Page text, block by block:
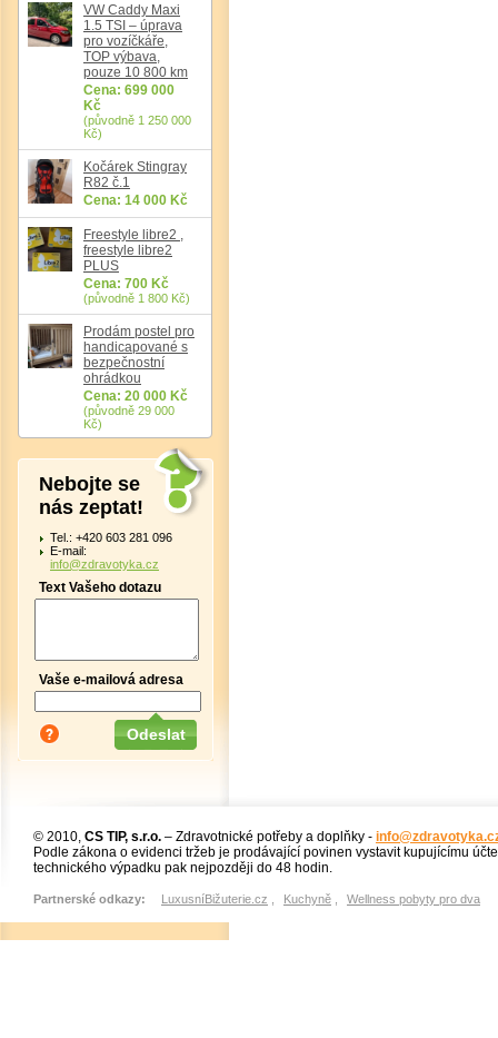
VW Caddy Maxi
1.5 TSI – úprava
pro vozíčkáře,
TOP výbava,
pouze 10 800 km
Cena: 699 000
Kč
(původně 1 250 000
Kč)
Kočárek Stingray
R82 č.1
Cena: 14 000 Kč
Freestyle libre2 ,
freestyle libre2
PLUS
Cena: 700 Kč
(původně 1 800 Kč)
Prodám postel pro
handicapované s
bezpečnostní
ohrádkou
Cena: 20 000 Kč
(původně 29 000
Kč)
Nebojte se
nás zeptat!
Tel.: +420 603 281 096
E-mail:
info@zdravotyka.cz
Text Vašeho dotazu
Vaše e-mailová adresa
© 2010, CS TIP, s.r.o. – Zdravotnické potřeby a doplňky -
Podle zákona o evidenci tržeb je prodávající povinen vystavit kupujícímu
technického výpadku pak nejpozději do 48 hodin.
Partnerské odkazy: LuxusníBižuterie.cz Kuchyně Wellness pobyty pro dva